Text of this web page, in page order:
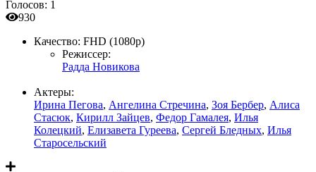
Голосов: 1
930
Качество: FHD (1080p)
Режиссер:
Радда Новикова
Актеры:
Ирина Пегова, Ангелина Стречина, Зоя Бербер, Алиса
Стасюк, Кирилл Зайцев, Федор Гамалея, Илья
Колецкий, Елизавета Гуреева, Сергей Бледных, Илья
Старосельский